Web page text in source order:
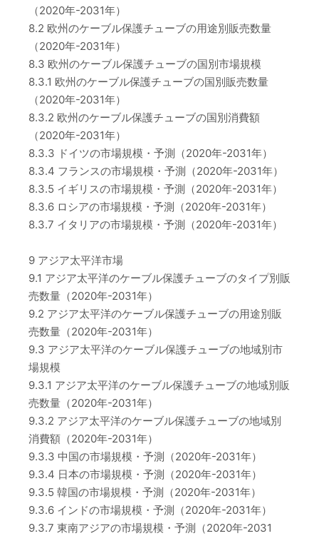
（2020年-2031年）
8.2 欧州のケーブル保護チューブの用途別販売数量
（2020年-2031年）
8.3 欧州のケーブル保護チューブの国別市場規模
8.3.1 欧州のケーブル保護チューブの国別販売数量
（2020年-2031年）
8.3.2 欧州のケーブル保護チューブの国別消費額
（2020年-2031年）
8.3.3 ドイツの市場規模・予測（2020年-2031年）
8.3.4 フランスの市場規模・予測（2020年-2031年）
8.3.5 イギリスの市場規模・予測（2020年-2031年）
8.3.6 ロシアの市場規模・予測（2020年-2031年）
8.3.7 イタリアの市場規模・予測（2020年-2031年）
9 アジア太平洋市場
9.1 アジア太平洋のケーブル保護チューブのタイプ別販
売数量（2020年-2031年）
9.2 アジア太平洋のケーブル保護チューブの用途別販
売数量（2020年-2031年）
9.3 アジア太平洋のケーブル保護チューブの地域別市
場規模
9.3.1 アジア太平洋のケーブル保護チューブの地域別販
売数量（2020年-2031年）
9.3.2 アジア太平洋のケーブル保護チューブの地域別
消費額（2020年-2031年）
9.3.3 中国の市場規模・予測（2020年-2031年）
9.3.4 日本の市場規模・予測（2020年-2031年）
9.3.5 韓国の市場規模・予測（2020年-2031年）
9.3.6 インドの市場規模・予測（2020年-2031年）
9.3.7 東南アジアの市場規模・予測（2020年-2031